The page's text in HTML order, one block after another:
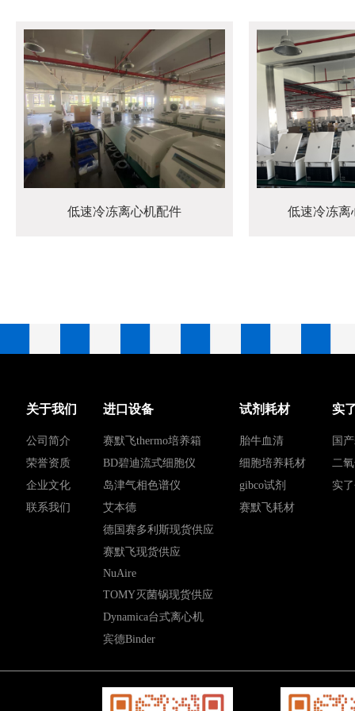
低速冷冻离心机配件 低速冷冻离
关于我们
公司简介
荣誉资质
企业文化
联系我们
进口设备
赛默飞thermo培养箱
BD碧迪流式细胞仪
岛津气相色谱仪
艾本德
德国赛多利斯现货供应
赛默飞现货供应
NuAire
TOMY灭菌锅现货供应
Dynamica台式离心机
宾德Binder
试剂耗材
胎牛血清
细胞培养耗材
gibco试剂
赛默飞耗材
实
国
二
实